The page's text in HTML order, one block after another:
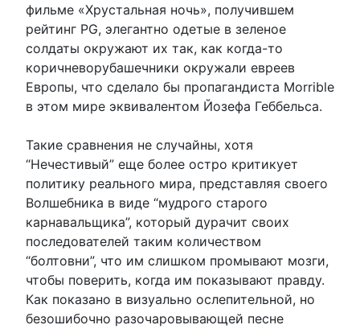
фильме «Хрустальная ночь», получившем
рейтинг PG, элегантно одетые в зеленое
солдаты окружают их так, как когда-то
коричневорубашечники окружали евреев
Европы, что сделало бы пропагандиста Morrible
в этом мире эквивалентом Йозефа Геббельса.
Такие сравнения не случайны, хотя
“Нечестивый” еще более остро критикует
политику реального мира, представляя своего
Волшебника в виде “мудрого старого
карнавальщика”, который дурачит своих
последователей таким количеством
“болтовни”, что им слишком промывают мозги,
чтобы поверить, когда им показывают правду.
Как показано в визуально ослепительной, но
безошибочно разочаровывающей песне